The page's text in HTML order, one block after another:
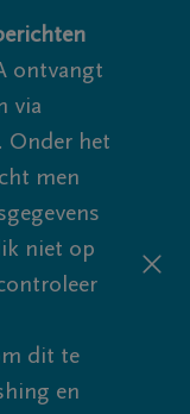
ontvangt
via
Onder het
men
niet op
dit te
en